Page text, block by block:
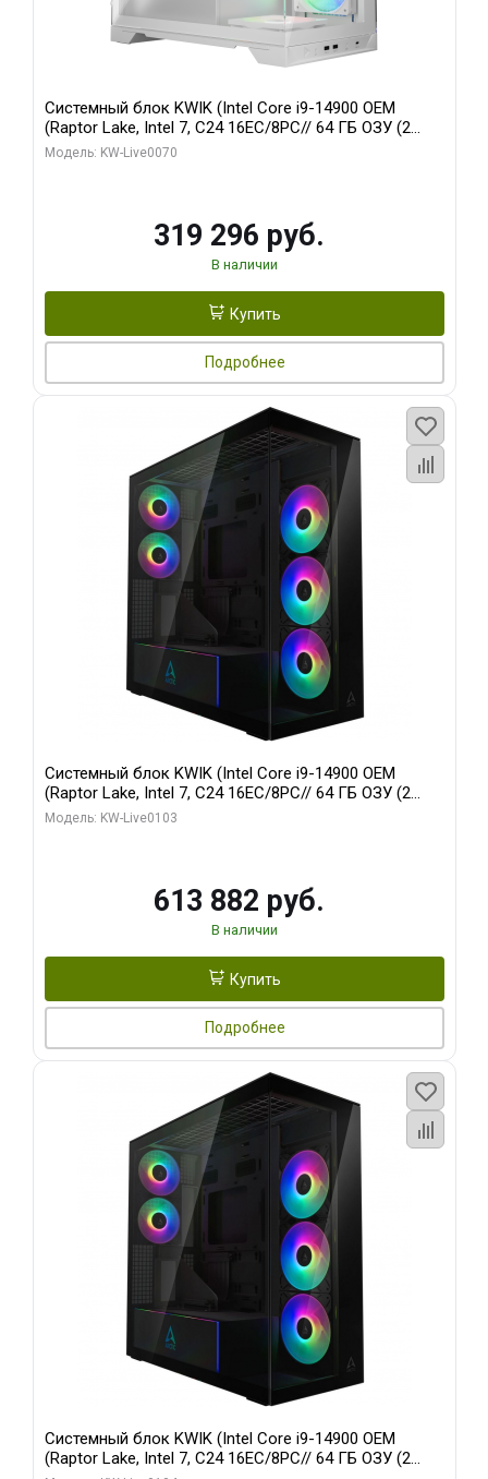
Системный блок KWIK (Intel Core i9-14900 OEM
(Raptor Lake, Intel 7, C24 16EC/8PC// 64 ГБ ОЗУ (2
модуля)/ Gigabyte RTX5080 XTREME WATERFORCE
Модель: KW-Live0070
319 296 руб.
В наличии
Купить
Подробнее
Системный блок KWIK (Intel Core i9-14900 OEM
(Raptor Lake, Intel 7, C24 16EC/8PC// 64 ГБ ОЗУ (2
модуля)/ Afox RTX4090 24GB GDDR6X 384-Bit 3xDP
Модель: KW-Live0103
613 882 руб.
В наличии
Купить
Подробнее
Системный блок KWIK (Intel Core i9-14900 OEM
(Raptor Lake, Intel 7, C24 16EC/8PC// 64 ГБ ОЗУ (2